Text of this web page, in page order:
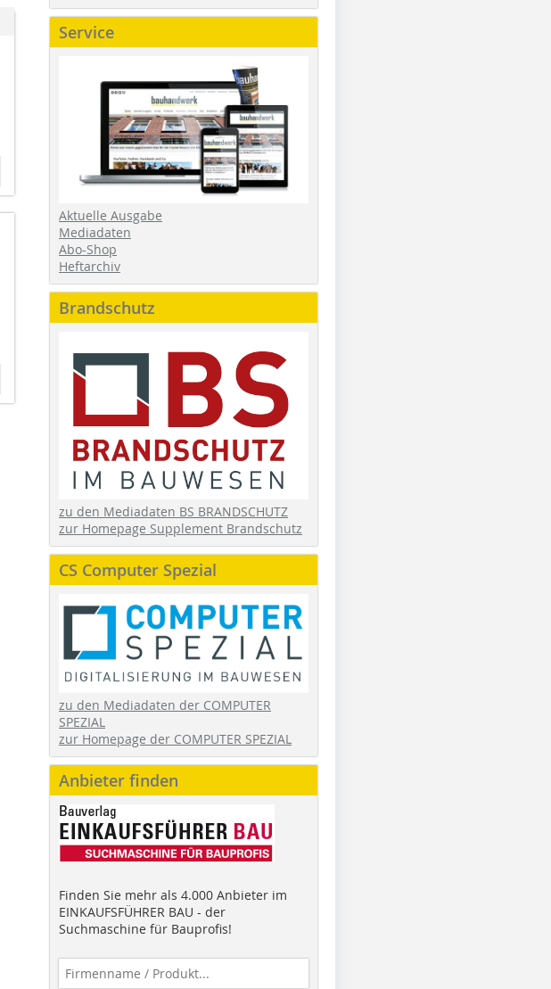
Service
Aktuelle Ausgabe
Mediadaten
Abo-Shop
Heftarchiv
Brandschutz
zu den Mediadaten BS BRANDSCHUTZ
zur Homepage Supplement Brandschutz
CS Computer Spezial
zu den Mediadaten der COMPUTER
SPEZIAL
zur Homepage der COMPUTER SPEZIAL
Anbieter finden
Finden Sie mehr als 4.000 Anbieter im
EINKAUFSFÜHRER BAU - der
Suchmaschine für Bauprofis!